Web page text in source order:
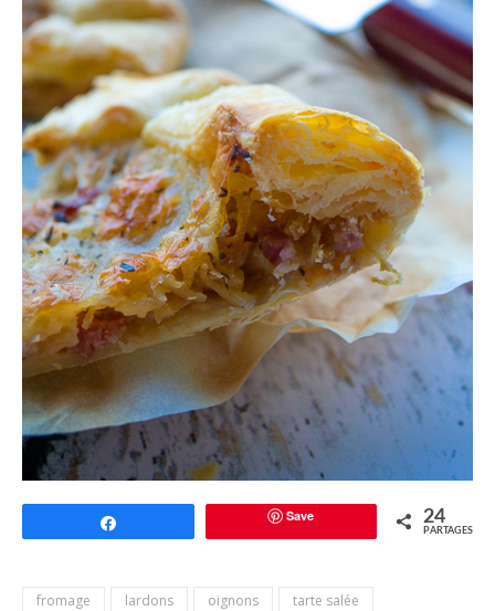
Save 24
PARTAGES
fromage lardons oignons tarte salée